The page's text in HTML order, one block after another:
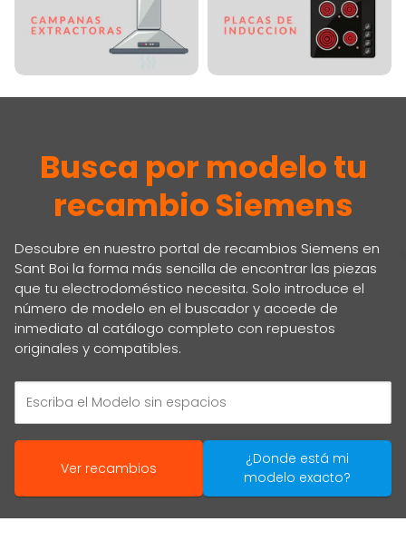
Busca por modelo tu
recambio Siemens
Descubre en nuestro portal de recambios Siemens en
Sant Boi la forma más sencilla de encontrar las piezas
que tu electrodoméstico necesita. Solo introduce el
número de modelo en el buscador y accede de
inmediato al catálogo completo con repuestos
originales y compatibles.
Ver recambios
¿Donde está mi
modelo exacto?